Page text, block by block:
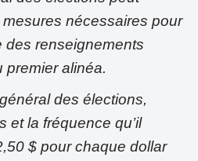
nécessaires pour
des renseignements
premier alinéa.
des élections,
et la fréquence qu’il
$ pour chaque dollar